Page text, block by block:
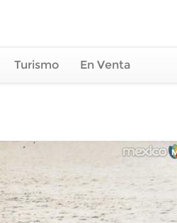
Turismo En Venta